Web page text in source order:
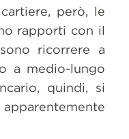
però, le
rapporti con il
ricorrere a
a medio-lungo
quindi, si